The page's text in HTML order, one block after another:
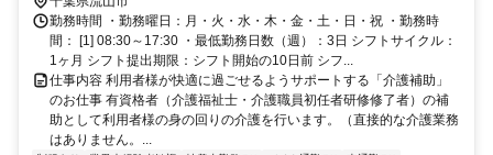
勤務時間 ・勤務曜日：月・火・水・木・金・土・日・祝 ・勤務時
間： [1] 08:30～17:30 ・最低勤務日数（週）：3日 シフトサイクル：
1ヶ月 シフト提出期限：シフト開始の10日前 シフ...
仕事内容 利用者様が快適に過ごせるようサポートする「介護補助」
のお仕事 有資格者（介護福祉士・介護職員初任者研修修了者）の補
助として利用者様の身の回りの介護を行います。（直接的な介護業務
はありません。...